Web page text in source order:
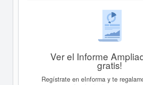
Ver el Informe
gratis!
Regístrate en eInforma y te